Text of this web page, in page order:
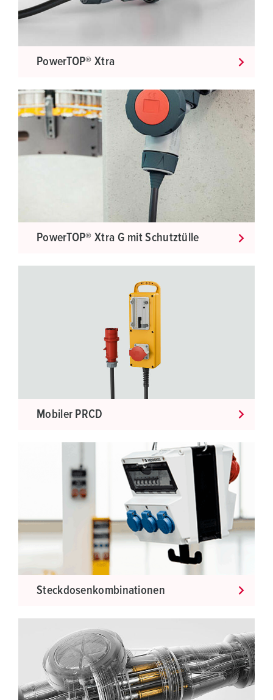
PowerTOP® Xtra
PowerTOP® Xtra G mit Schutztülle
Mobiler PRCD
Steckdosenkombinationen